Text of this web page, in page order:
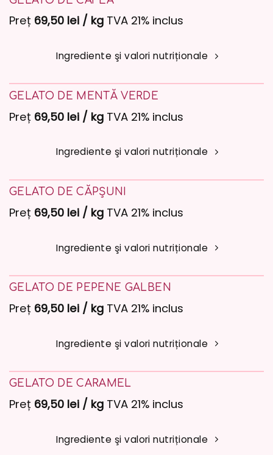
Preț 69,50 lei / kg TVA 21% inclus
Ingrediente şi valori nutriționale
GELATO DE MENTĂ VERDE
Preț 69,50 lei / kg TVA 21% inclus
Ingrediente şi valori nutriționale
GELATO DE CĂPȘUNI
Preț 69,50 lei / kg TVA 21% inclus
Ingrediente şi valori nutriționale
GELATO DE PEPENE GALBEN
Preț 69,50 lei / kg TVA 21% inclus
Ingrediente şi valori nutriționale
GELATO DE CARAMEL
Preț 69,50 lei / kg TVA 21% inclus
Ingrediente şi valori nutriționale